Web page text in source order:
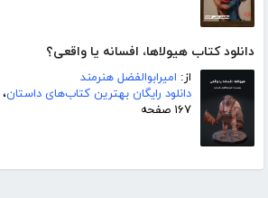
دانلود کتاب هیولاها، افسانه یا واقعی؟
از: امیرابوالفضل هنرمند
دانلود رایگان بهترین کتاب‌های داستان،
۱۶۷ صفحه